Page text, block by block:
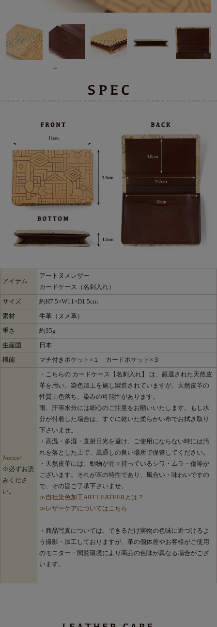
アイテム
アートヌメレザー
カードケース（名刺入れ）
サイズ 約H7.5×W11×D1.5cm
素材 牛革（ヌメ革）
重さ 約35g
生産国 日本
機能 マチ付きポケット×１ カードポケット×３
Notice!
※必ずお読
みくださ
い。
・こちらの カードケース【名刺入れ】 は、厳選された天然皮
革を用い、染色加工を施し製造されていますが、天然皮革の
性質上色落ち、染みの可能性があります。
雨、汗等水分には細心のご注意をお願いいたします。もし水
分が付着した場合は、すぐに乾いた柔らかい布でお拭き取り
下さいませ。
・高温・多湿・直射日光を避け、ご使用にならない時には汚
れを落とした上で、風通しの良い場所で保管してください。
・天然皮革には、動物が元々持っているシワ・ムラ・傷等が
ございます。それが革の特性であり、風合い・味わいですの
で、その旨ご了承下さいませ。
≫自社染色加工ART LEATHERとは？
≫レザーケアについてはこちら
・商品写真については、できるだけ実物の色味に近づけるよ
う撮影・加工しておりますが、革の個体差やお客様がご使用
のモニター・閲覧環境により商品の色味が異なる場合がござ
います。